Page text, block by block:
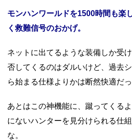
モンハンワールドを1500時間も楽
く救難信号のおかげ。
ネットに出てるような装備しか受
否してくるのはダルいけど、過去
ら始まる仕様よりかは断然快適だっ
あとはこの神機能に、蹴ってくる
にないハンターを見分けられる仕
な。